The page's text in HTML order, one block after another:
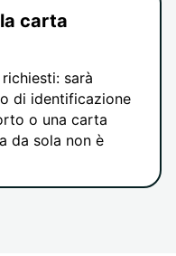
carta
sarà
di identificazione
o una carta
da sola non è